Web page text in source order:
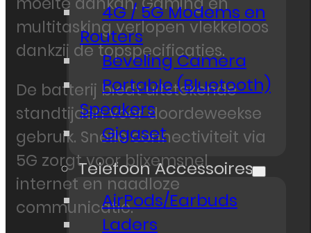
4G / 5G Modems en
Routers
Beveling Camera
Portable (Bluetooth)
Speakers
Gigaset
Telefoon Accessoires
AirPods/Earbuds
Laders
multitasking verlopen vlekkeloos
dankzij de topspecificaties.
De batterij biedt uitstekende
standtijden voor doordeweekse
gebruik. Snelle connectiviteit via
5G zorgt voor blixemsnel
internet en naadloze
communicatie.